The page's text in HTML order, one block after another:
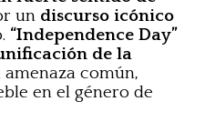
un discurso icónico
“Independence Day”
de la
común,
en el género de